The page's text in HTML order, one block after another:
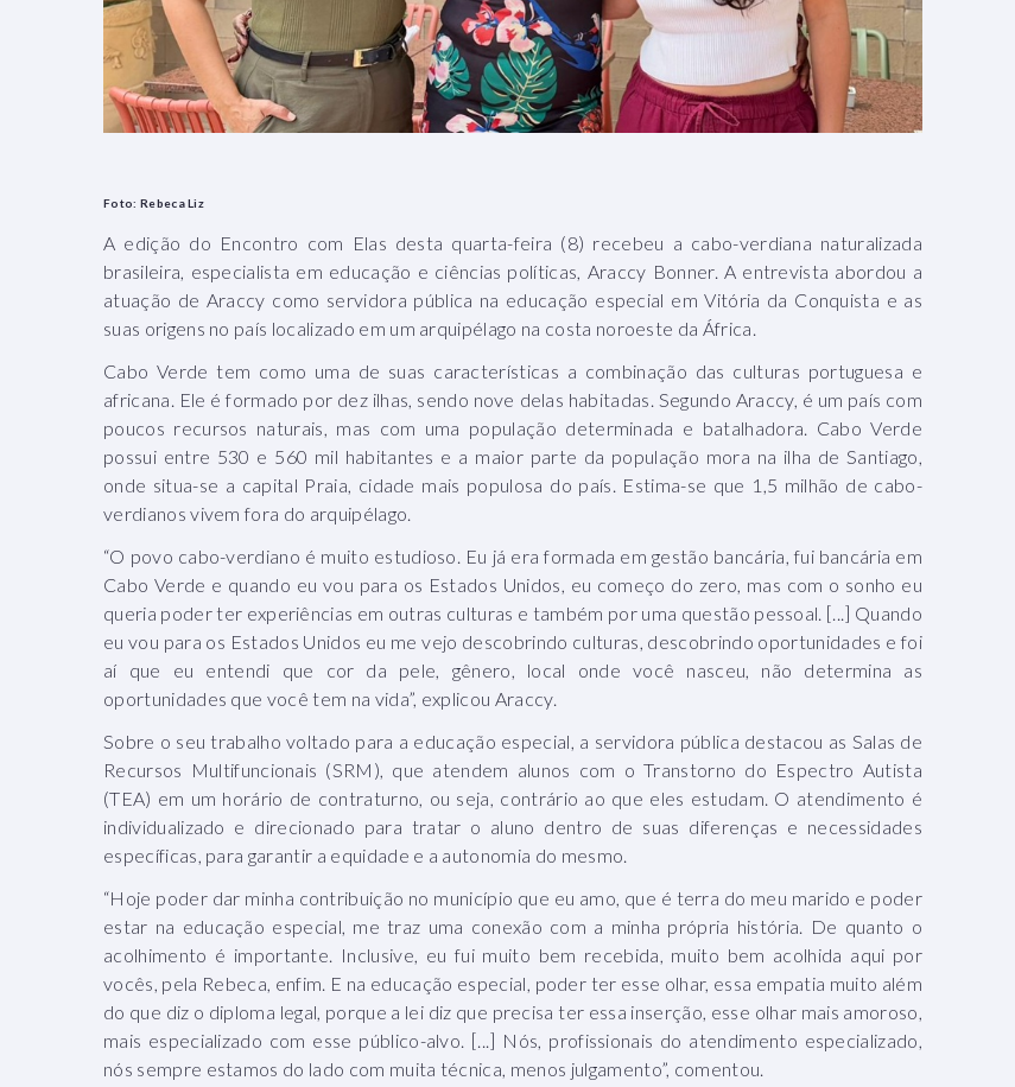
Foto: Rebeca Liz
A edição do Encontro com Elas desta quarta-feira (8) recebeu a cabo-verdiana naturalizada
brasileira, especialista em educação e ciências políticas, Araccy Bonner. A entrevista abordou a
atuação de Araccy como servidora pública na educação especial em Vitória da Conquista e as
suas origens no país localizado em um arquipélago na costa noroeste da África.
Cabo Verde tem como uma de suas características a combinação das culturas portuguesa e
africana. Ele é formado por dez ilhas, sendo nove delas habitadas. Segundo Araccy, é um país com
poucos recursos naturais, mas com uma população determinada e batalhadora. Cabo Verde
possui entre 530 e 560 mil habitantes e a maior parte da população mora na ilha de Santiago,
onde situa-se a capital Praia, cidade mais populosa do país. Estima-se que 1,5 milhão de cabo-
verdianos vivem fora do arquipélago.
“O povo cabo-verdiano é muito estudioso. Eu já era formada em gestão bancária, fui bancária em
Cabo Verde e quando eu vou para os Estados Unidos, eu começo do zero, mas com o sonho eu
queria poder ter experiências em outras culturas e também por uma questão pessoal. [...] Quando
eu vou para os Estados Unidos eu me vejo descobrindo culturas, descobrindo oportunidades e foi
aí que eu entendi que cor da pele, gênero, local onde você nasceu, não determina as
oportunidades que você tem na vida”, explicou Araccy.
Sobre o seu trabalho voltado para a educação especial, a servidora pública destacou as Salas de
Recursos Multifuncionais (SRM), que atendem alunos com o Transtorno do Espectro Autista
(TEA) em um horário de contraturno, ou seja, contrário ao que eles estudam. O atendimento é
individualizado e direcionado para tratar o aluno dentro de suas diferenças e necessidades
específicas, para garantir a equidade e a autonomia do mesmo.
“Hoje poder dar minha contribuição no município que eu amo, que é terra do meu marido e poder
estar na educação especial, me traz uma conexão com a minha própria história. De quanto o
acolhimento é importante. Inclusive, eu fui muito bem recebida, muito bem acolhida aqui por
vocês, pela Rebeca, enfim. E na educação especial, poder ter esse olhar, essa empatia muito além
do que diz o diploma legal, porque a lei diz que precisa ter essa inserção, esse olhar mais amoroso,
mais especializado com esse público-alvo. [...] Nós, profissionais do atendimento especializado,
nós sempre estamos do lado com muita técnica, menos julgamento”, comentou.